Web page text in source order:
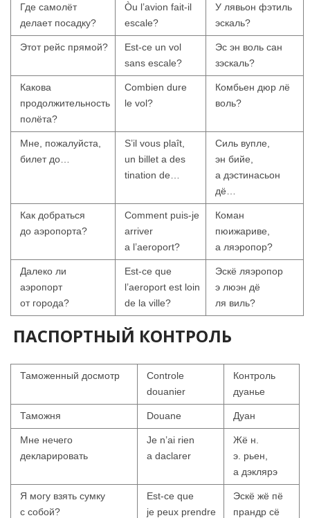
Где самолёт
делает посадку?
Òu l’avion fait-il
escale?
У лявьон фэтиль
эскаль?
Этот рейс прямой?
Est-ce un vol
sans escale?
Эс эн воль сан
зэскаль?
Какова
продолжительность
полёта?
Combien dure
le vol?
Комбьен дюр лё
воль?
Мне, пожалуйста,
билет до…
S’il vous plaît,
un billet a des
tination de…
Силь вупле,
эн бийе,
а дэстинасьон
дё…
Как добраться
до аэропорта?
Comment puis-je
arriver
a l’aeroport?
Коман
пюижариве,
а ляэропор?
Далеко ли
аэропорт
от города?
Est-ce que
l’aeroport est loin
de la ville?
Эскё ляэропор
э люэн дё
ля виль?
ПАСПОРТНЫЙ КОНТРОЛЬ
Таможенный досмотр
Controle
douanier
Контроль
дуанье
Таможня Douane Дуан
Мне нечего
декларировать
Je n’ai rien
a daclarer
Жё н.
э. рьен,
а дэклярэ
Я могу взять сумку
с собой?
Est-ce que
je peux prendre
Эскё жё пё
прандр сё